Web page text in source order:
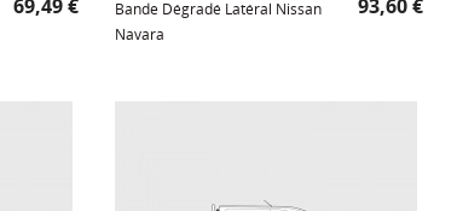
69,49 €
Bande Dégradé Latéral Nissan
Navara
93,60 €